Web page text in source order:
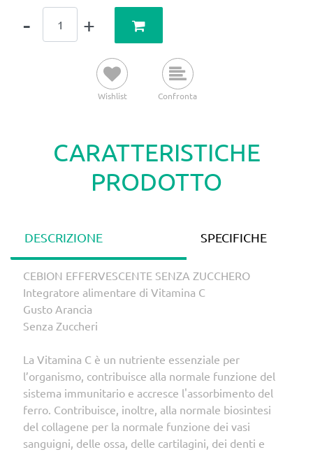
Wishlist Confronta
CARATTERISTICHE
PRODOTTO
DESCRIZIONE SPECIFICHE
CEBION EFFERVESCENTE SENZA ZUCCHERO
Integratore alimentare di Vitamina C
Gusto Arancia
Senza Zuccheri
La Vitamina C è un nutriente essenziale per
l’organismo, contribuisce alla normale funzione del
sistema immunitario e accresce l'assorbimento del
ferro. Contribuisce, inoltre, alla normale biosintesi
del collagene per la normale funzione dei vasi
sanguigni, delle ossa, delle cartilagini, dei denti e